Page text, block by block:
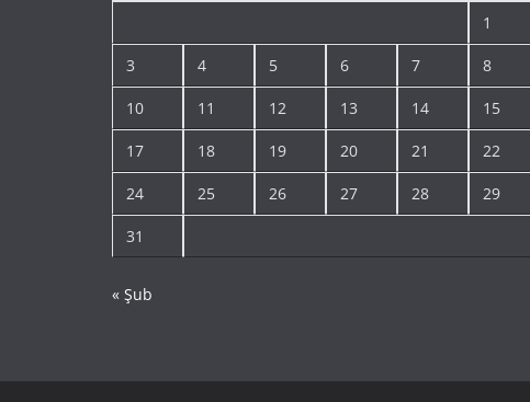
1
3 4 5 6 7 8
10 11 12 13 14 15
17 18 19 20 21 22
24 25 26 27 28 29
31
« Şub